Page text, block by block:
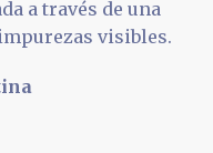
a través de una
visibles.